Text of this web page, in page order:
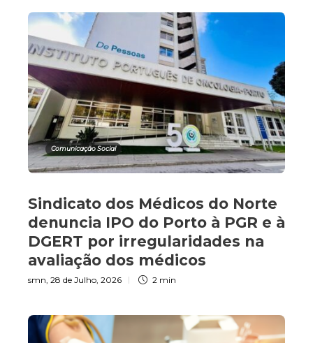
Comunicação Social
Sindicato dos Médicos do Norte
denuncia IPO do Porto à PGR e à
DGERT por irregularidades na
avaliação dos médicos
smn, 28 de Julho, 2026 2 min